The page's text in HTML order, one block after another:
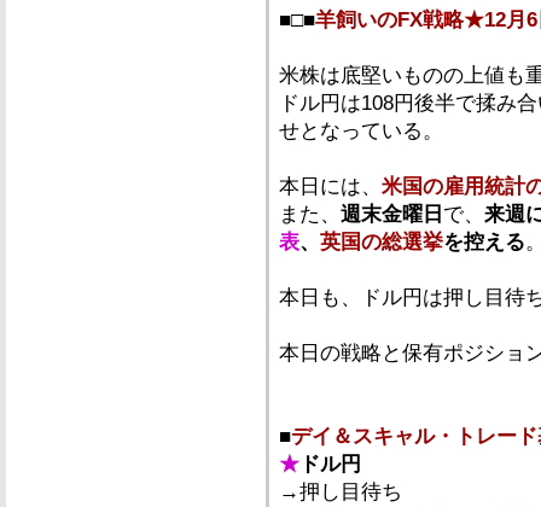
■□■羊飼いのFX戦略★12月
米株は底堅いものの上値も
ドル円は108円後半で揉み
せとなっている。
本日には、 米国の雇用統計
また、 週末金曜日 で、 来週
表、 英国の総選挙を控える
本日も、ドル円は押し目待
本日の戦略と保有ポジショ
■デイ＆スキャル・トレー
★ ドル円
→押し目待ち